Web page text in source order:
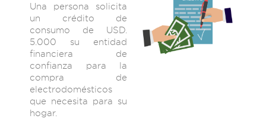
Una persona solicita
un crédito de
consumo de USD.
5.000 su entidad
financiera de
confianza para la
compra de
electrodomésticos
que necesita para su
hogar.